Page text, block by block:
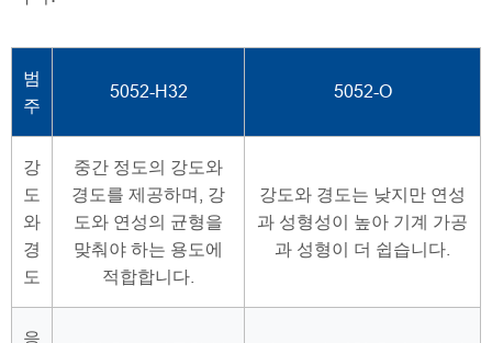
범
주
5052-H32 5052-O
강
도
와
경
도
중간 정도의 강도와
경도를 제공하며, 강
도와 연성의 균형을
맞춰야 하는 용도에
적합합니다.
강도와 경도는 낮지만 연성
과 성형성이 높아 기계 가공
과 성형이 더 쉽습니다.
응